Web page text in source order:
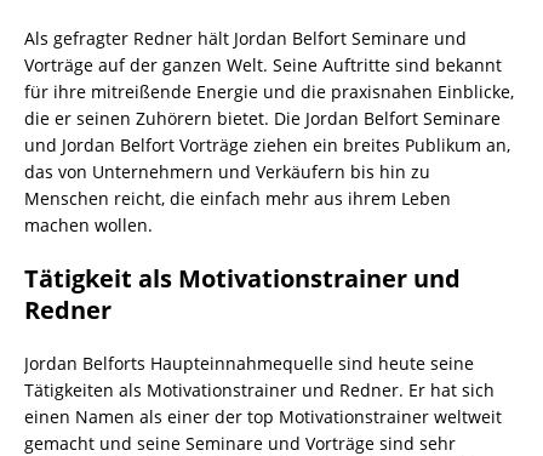
Als gefragter Redner hält Jordan Belfort Seminare und
Vorträge auf der ganzen Welt. Seine Auftritte sind bekannt
für ihre mitreißende Energie und die praxisnahen Einblicke,
die er seinen Zuhörern bietet. Die Jordan Belfort Seminare
und Jordan Belfort Vorträge ziehen ein breites Publikum an,
das von Unternehmern und Verkäufern bis hin zu
Menschen reicht, die einfach mehr aus ihrem Leben
machen wollen.
Tätigkeit als Motivationstrainer und
Redner
Jordan Belforts Haupteinnahmequelle sind heute seine
Tätigkeiten als Motivationstrainer und Redner. Er hat sich
einen Namen als einer der top Motivationstrainer weltweit
gemacht und seine Seminare und Vorträge sind sehr